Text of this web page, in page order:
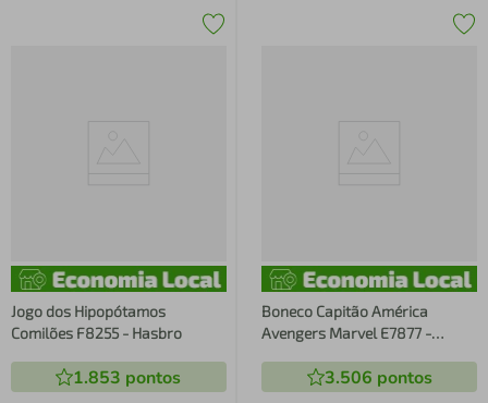
Jogo dos Hipopótamos
Comilões F8255 - Hasbro
1.853 pontos
Boneco Capitão América
Avengers Marvel E7877 -
3.506 pontos